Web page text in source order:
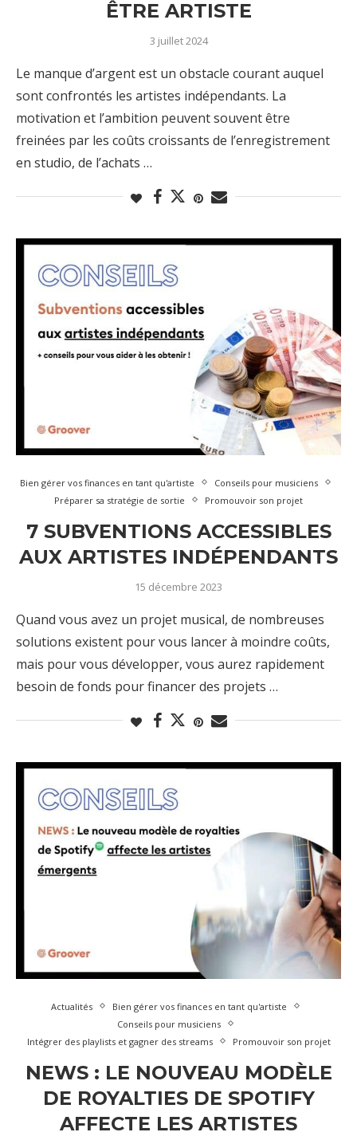
ÊTRE ARTISTE
3 juillet 2024
Le manque d’argent est un obstacle courant auquel
sont confrontés les artistes indépendants. La
motivation et l’ambition peuvent souvent être
freinées par les coûts croissants de l’enregistrement
en studio, de l’achats …
Bien gérer vos finances en tant qu'artiste
Conseils pour musiciens
Préparer sa stratégie de sortie
Promouvoir son projet
7 SUBVENTIONS ACCESSIBLES
AUX ARTISTES INDÉPENDANTS
15 décembre 2023
Quand vous avez un projet musical, de nombreuses
solutions existent pour vous lancer à moindre coûts,
mais pour vous développer, vous aurez rapidement
besoin de fonds pour financer des projets …
Actualités
Bien gérer vos finances en tant qu'artiste
Conseils pour musiciens
Intégrer des playlists et gagner des streams
Promouvoir son projet
NEWS : LE NOUVEAU MODÈLE
DE ROYALTIES DE SPOTIFY
AFFECTE LES ARTISTES